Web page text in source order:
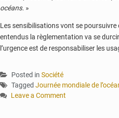
océans. »
Les sensibilisations vont se poursuivre
entendus la règlementation va se
l’urgence est de responsabiliser les
Posted in Société
Tagged Journée mondiale de
Leave a Comment